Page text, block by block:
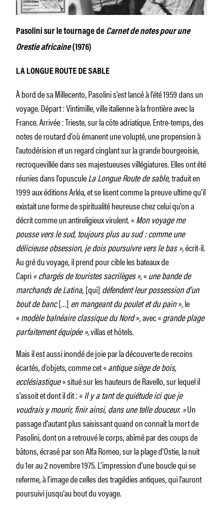
Pasolini sur le tournage de Carnet de notes pour une
Orestie africaine(1976)
LA LONGUE ROUTE DE SABLE
À bord de sa Millecento, Pasolini s’est lancé à l’été 1959 dans un
voyage. Départ : Vintimille, ville italienne à la frontière avec la
France. Arrivée : Trieste, sur la côte adriatique. Entre-temps, des
notes de routard d’où émanent une volupté, une propension à
l’autodérision et un regard cinglant sur la grande bourgeoisie,
recroquevillée dans ses majestueuses villégiatures. Elles ont été
réunies dans l’opusculeLa Longue Route de sable,traduit en
1999 aux éditions Arléa, et se lisent comme la preuve ultime qu’il
existait une forme de spiritualité heureuse chez celui qu’on a
décrit comme un antireligieux virulent. «Mon voyage me
pousse vers le sud, toujours plus au sud : comme une
délicieuse obsession, je dois poursuivre vers le bas »,écrit-il.
Au gré du voyage, il prend pour cible les bateaux de
Capri« chargés de touristes sacrilèges», «une bande de
marchands de Latina,[qui] défendent leur possession d’un
bout de banc[…] en mangeant du poulet et du pain», le
«modèle balnéaire classique du Nord», avec «grande plage
parfaitement équipée »,villas et hôtels.
Mais il est aussi inondé de joie par la découverte de recoins
écartés, d’objets, comme cet «antique siège de bois,
ecclésiastique» situé sur les hauteurs de Ravello, sur lequel il
s’assoit et dont il dit : «Il y a tant de quiétude ici que je
voudrais y mourir, finir ainsi, dans une telle douceur. »Un
passage d’autant plus saisissant quand on connaît la mort de
Pasolini, dont on a retrouvé le corps, abîmé par des coups de
bâtons, écrasé par son Alfa Romeo, sur la plage d’Ostie, la nuit
du 1er au 2 novembre 1975. L’impression d’une boucle qui se
referme, à l’image de celles des tragédies antiques, qui l’auront
poursuivi jusqu’au bout du voyage.